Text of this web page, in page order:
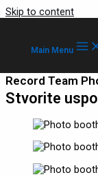
Skip to content
Main Menu
Record Team
Stvorite